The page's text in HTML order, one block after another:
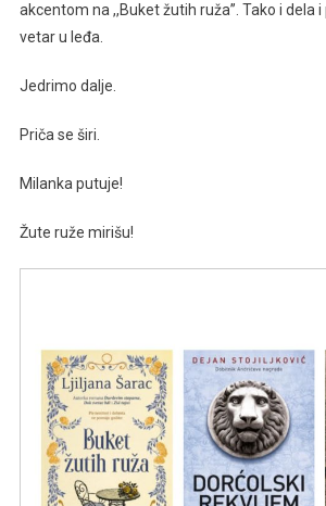
akcentom na ,,Buket žutih ruža’’. Tako i dela
vetar u leđa.
Jedrimo dalje.
Priča se širi.
Milanka putuje!
Žute ruže mirišu!